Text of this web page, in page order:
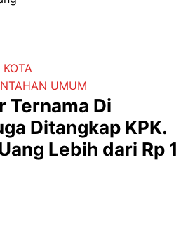
KOTA
UMUM
Ternama Di
Ditangkap KPK.
Lebih dari Rp 1